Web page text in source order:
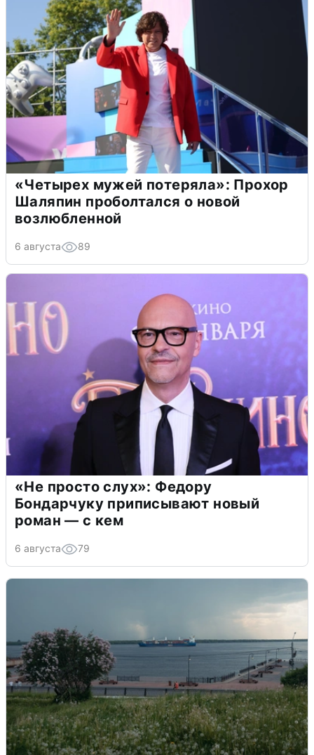
«Четырех мужей потеряла»: Прохор
Шаляпин проболтался о новой
возлюбленной
6 августа 89
«Не просто слух»: Федору
Бондарчуку приписывают новый
роман — с кем
6 августа 79